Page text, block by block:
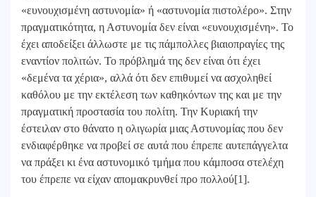
«ευνουχισμένη αστυνομία» ή «αστυνομία πιστολέρο». Στην
πραγματικότητα, η Αστυνομία δεν είναι «ευνουχισμένη». Το
έχει αποδείξει άλλωστε με τις πάμπολλες βιαιοπραγίες της
εναντίον πολιτών. Το πρόβλημά της δεν είναι ότι έχει
«δεμένα τα χέρια», αλλά ότι δεν επιθυμεί να ασχοληθεί
καθόλου με την εκτέλεση των καθηκόντων της και με την
πραγματική προστασία του πολίτη. Την Κυριακή την
έστειλαν στο θάνατο η ολιγωρία μιας Αστυνομίας που δεν
ενδιαφέρθηκε να προβεί σε αυτά που έπρεπε αυτεπάγγελτα
να πράξει κι ένα αστυνομικό τμήμα που κάμποσα στελέχη
του έπρεπε να είχαν απομακρυνθεί προ πολλού[1].